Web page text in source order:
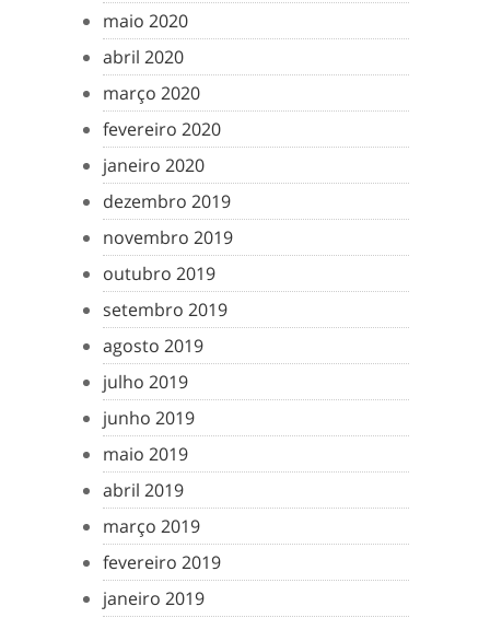
maio 2020
abril 2020
março 2020
fevereiro 2020
janeiro 2020
dezembro 2019
novembro 2019
outubro 2019
setembro 2019
agosto 2019
julho 2019
junho 2019
maio 2019
abril 2019
março 2019
fevereiro 2019
janeiro 2019